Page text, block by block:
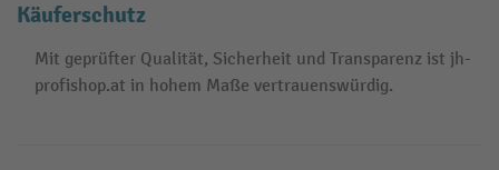
Käuferschutz
Mit geprüfter Qualität, Sicherheit und Transparenz ist jh-
profishop.at in hohem Maße vertrauenswürdig.